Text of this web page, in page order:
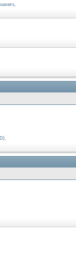
,
,